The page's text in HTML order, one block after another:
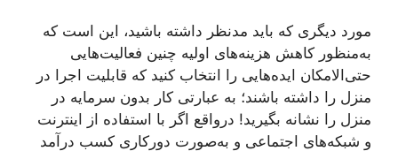
مورد دیگری که باید مدنظر داشته باشید، این است که
به‌منظور کاهش هزینه‌های اولیه چنین فعالیت‌هایی
حتی‌الامکان ایده‌هایی را انتخاب کنید که قابلیت اجرا در
منزل را داشته باشند؛ به عبارتی کار بدون سرمایه در
منزل را نشانه بگیرید! درواقع اگر با استفاده از اینترنت
و شبکه‌های اجتماعی و به‌صورت دورکاری کسب درآمد